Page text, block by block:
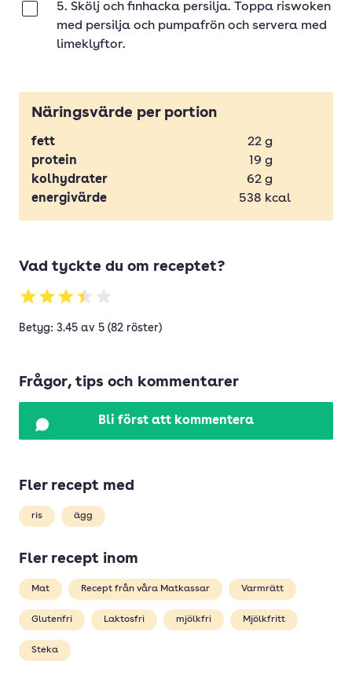
5. Skölj och finhacka persilja. Toppa riswoken
med persilja och pumpafrön och servera med
limeklyftor.
Näringsvärde per portion
fett 22 g
protein
19 g
kolhydrater
62 g
energivärde
538 kcal
Vad tyckte du om receptet?
Betyg: 3.45 av 5 (82 röster)
Frågor, tips och kommentarer
Bli först att kommentera
Fler recept med
ris ägg
Fler recept inom
Mat Recept från våra Matkassar Varmrätt
Glutenfri Laktosfri mjölkfri Mjölkfritt
Steka